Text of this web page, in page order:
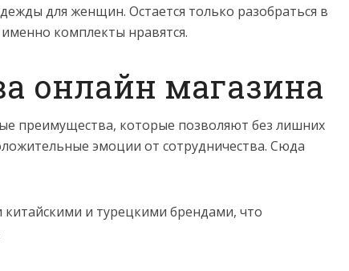
для женщин. Остается только разобраться в
комплекты нравятся.
онлайн магазина
преимущества, которые позволяют без лишних
эмоции от сотрудничества. Сюда
и турецкими брендами, что